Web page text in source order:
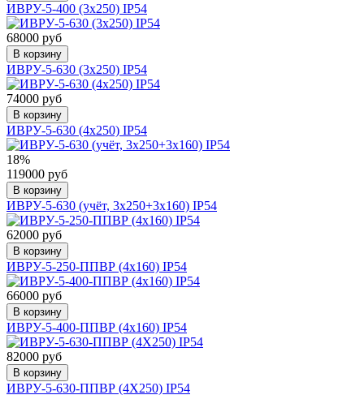
ИВРУ-5-400 (3х250) IP54
68000 руб
В корзину
ИВРУ-5-630 (3х250) IP54
74000 руб
В корзину
ИВРУ-5-630 (4х250) IP54
18%
119000 руб
В корзину
ИВРУ-5-630 (учёт, 3х250+3х160) IP54
62000 руб
В корзину
ИВРУ-5-250-ППВР (4х160) IP54
66000 руб
В корзину
ИВРУ-5-400-ППВР (4х160) IP54
82000 руб
В корзину
ИВРУ-5-630-ППВР (4Х250) IP54